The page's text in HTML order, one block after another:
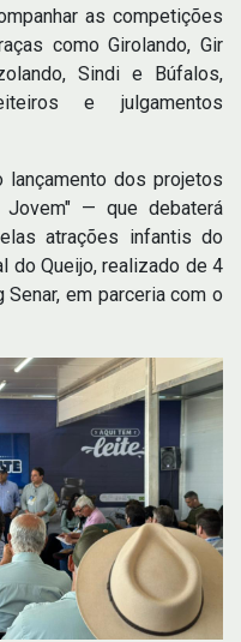
as competições
como Girolando, Gir
Sindi e Búfalos,
e julgamentos
dos projetos
Jovem" — que debaterá
atrações infantis do
do Queijo, realizado de 4
em parceria com o